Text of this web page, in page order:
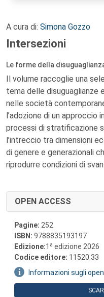
A cura di: Simona Gozzo
Intersezioni
Le forme della
Il volume raccoglie una
tema delle disuguaglianze
nelle società
l’adozione di un approccio
processi di stratificazione
l’intreccio tra dimensioni
di genere e generazionali
riprodurre condizioni di
OPEN ACCESS
Pagine: 252
ISBN: 9788835193197
Edizione:1 a edizione 2026
Codice editore: 11520.33
Informazioni sugli